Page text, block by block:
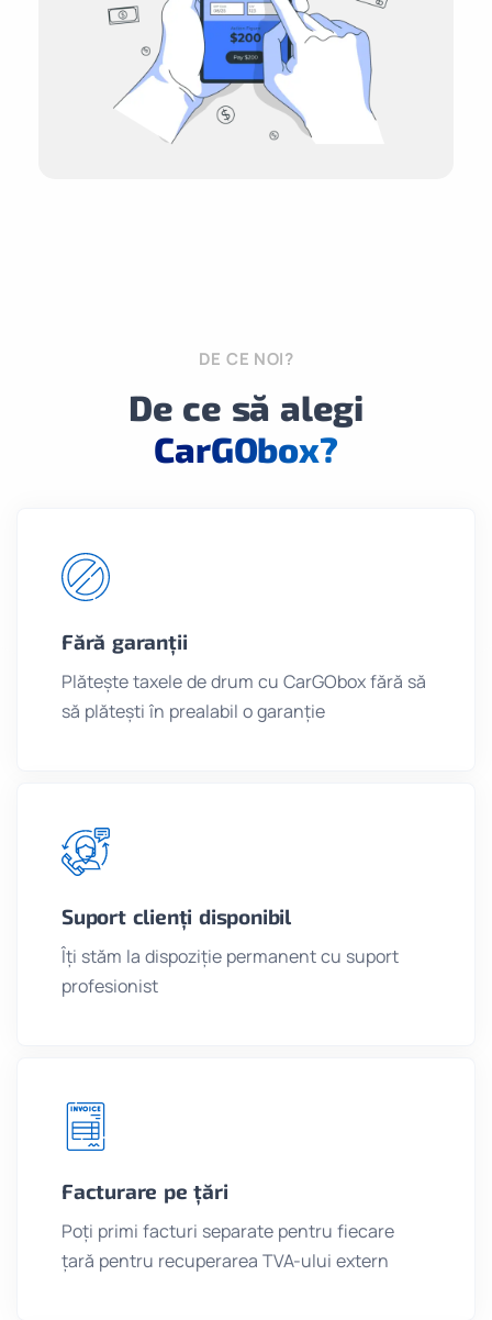
DE CE NOI?
De ce să alegi
CarGObox?
Fără garanții
Plătește taxele de drum cu CarGObox fără să
să plătești în prealabil o garanție
Suport clienți disponibil
Îți stăm la dispoziție permanent cu suport
profesionist
Facturare pe țări
Poți primi facturi separate pentru fiecare
țară pentru recuperarea TVA-ului extern